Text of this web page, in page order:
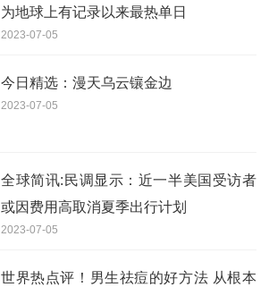
为地球上有记录以来最热单日
2023-07-05
今日精选：漫天乌云镶金边
2023-07-05
全球简讯:民调显示：近一半美国受访者
或因费用高取消夏季出行计划
2023-07-05
世界热点评！男生祛痘的好方法 从根本